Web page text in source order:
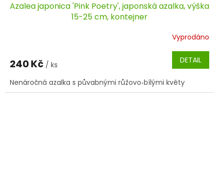
Azalea japonica 'Pink Poetry', japonská azalka, výška
15-25 cm, kontejner
Vyprodáno
240 Kč / ks DETAIL
Nenáročná azalka s půvabnými růžovo‑bílými květy